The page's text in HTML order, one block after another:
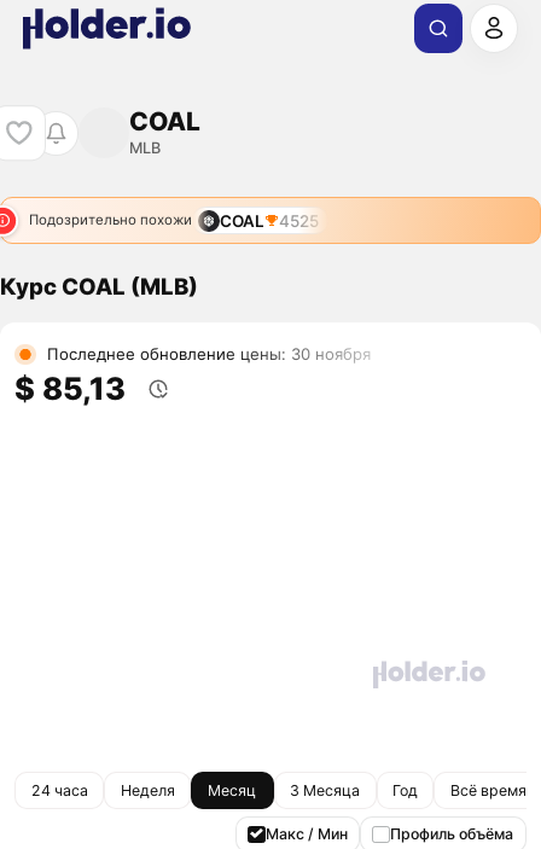
COAL
MLB
Подозрительно похожи COAL 4525
Курс COAL (MLB)
Последнее обновление цены: 30 ноября
$ 85,13
24 часа Неделя Месяц 3 Месяца Год Всё время
Макс / Мин Профиль объёма